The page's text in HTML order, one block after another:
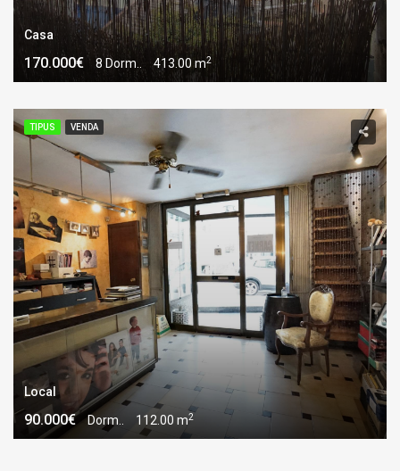
Casa
170.000€ 8 Dorm.. 413.00 m2
TIPUS VENDA
Local
90.000€ Dorm.. 112.00 m2